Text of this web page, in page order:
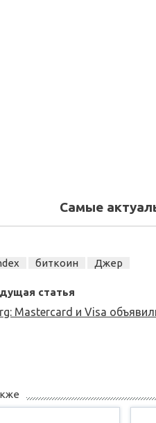
Самые
биткоин Джер
статья
Mastercard и Visa